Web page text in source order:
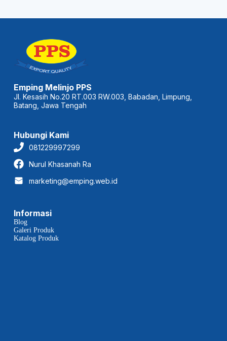
Emping Melinjo PPS
Jl. Kesasih No.20 RT.003 RW.003, Babadan, Limpung,
Batang, Jawa Tengah
Hubungi Kami
081229997299
Nurul Khasanah Ra
marketing@emping.web.id
Informasi
Blog
Galeri Produk
Katalog Produk